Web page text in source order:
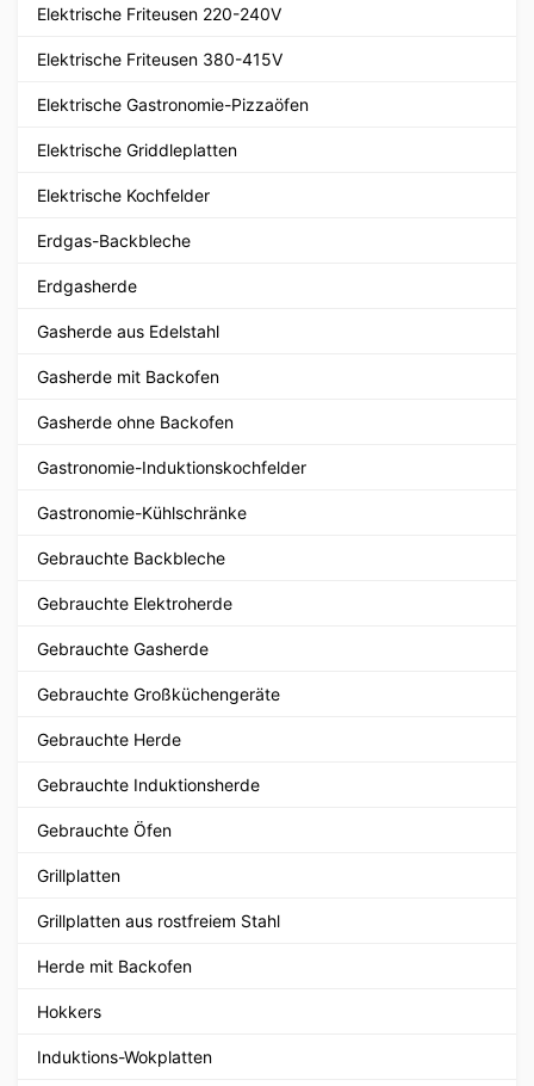
Elektrische Friteusen 220-240V
Elektrische Friteusen 380-415V
Elektrische Gastronomie-Pizzaöfen
Elektrische Griddleplatten
Elektrische Kochfelder
Erdgas-Backbleche
Erdgasherde
Gasherde aus Edelstahl
Gasherde mit Backofen
Gasherde ohne Backofen
Gastronomie-Induktionskochfelder
Gastronomie-Kühlschränke
Gebrauchte Backbleche
Gebrauchte Elektroherde
Gebrauchte Gasherde
Gebrauchte Großküchengeräte
Gebrauchte Herde
Gebrauchte Induktionsherde
Gebrauchte Öfen
Grillplatten
Grillplatten aus rostfreiem Stahl
Herde mit Backofen
Hokkers
Induktions-Wokplatten